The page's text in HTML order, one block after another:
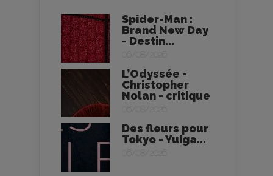
Spider-Man :
Brand New Day
- Destin...
06/08/2026
L’Odyssée -
Christopher
Nolan - critique
06/08/2026
Des fleurs pour
Tokyo - Yuiga...
06/08/2026